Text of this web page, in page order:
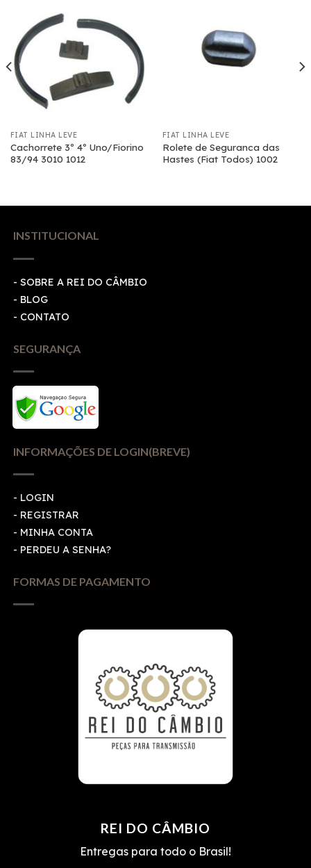
FIAT LINHA LEVE
Cachorrete 3º 4º Uno/Fiorino
83/94 3010 1012
FIAT LINHA LEVE
Rolete de Seguranca das
Hastes (Fiat Todos) 1002
INSTITUCIONAL
- SOBRE A REI DO CÂMBIO
- BLOG
- CONTATO
SEGURANÇA
INFORMAÇÕES DE LOGIN(BREVE)
- LOGIN
- REGISTRAR
- MINHA CONTA
- PERDEU A SENHA?
FORMAS DE PAGAMENTO
REI DO CÂMBIO
Entregas para todo o Brasil!